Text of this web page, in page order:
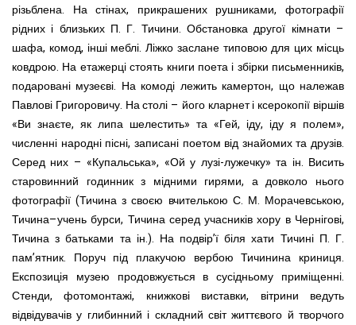
різьблена. На стінах, прикрашених рушниками, фотографії
рідних і близьких П. Г. Тичини. Обстановка другої кімнати –
шафа, комод, інші меблі. Ліжко заслане типовою для цих місць
ковдрою. На етажерці стоять книги поета і збірки письменників,
подаровані музеєві. На комоді лежить камертон, що належав
Павлові Григоровичу. На столі – його кларнет і ксерокопії віршів
«Ви знаєте, як липа шелестить» та «Гей, іду, іду я полем»,
численні народні пісні, записані поетом від знайомих та друзів.
Серед них – «Купальська», «Ой у лузі-лужечку» та ін. Висить
старовинний годинник з мідними гирями, а довколо нього
фотографії (Тичина з своєю вчителькою С. М. Морачевською,
Тичина–учень бурси, Тичина серед учасників хору в Чернігові,
Тичина з батьками та ін.). На подвір’ї біля хати Тичині П. Г.
пам’ятник. Поруч під плакучою вербою Тичинина криниця.
Експозиція музею продовжується в сусідньому приміщенні.
Стенди, фотомонтажі, книжкові виставки, вітрини ведуть
відвідувачів у глибинний і складний світ життєвого й творчого